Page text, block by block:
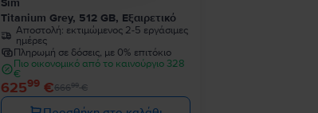
Sim
Titanium Grey, 512 GB, Εξαιρετικό
Αποστολή: εκτιμώμενος 2-5 εργάσιμες
ημέρες
Πληρωμή σε δόσεις, με 0% επιτόκιο
Πιο οικονομικό από το καινούργιο 328
€
62599 €66699€